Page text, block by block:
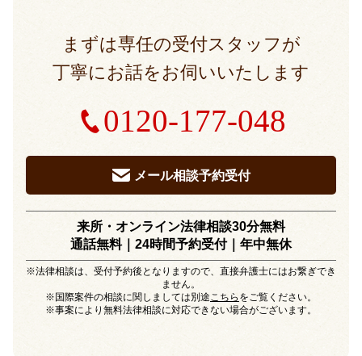
まずは専任の受付スタッフが
丁寧にお話をお伺いいたします
0120-177-048
メール相談予約受付
来所・オンライン法律相談30分無料
通話無料｜24時間予約受付｜年中無休
※法律相談は、受付予約後となりますので、直接弁護士にはお繋ぎでき
ません。
※国際案件の相談に関しましては別途こちら をご覧ください。
※事案により無料法律相談に対応できない場合がございます。